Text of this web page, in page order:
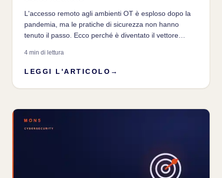
L'accesso remoto agli ambienti OT è esploso dopo la
pandemia, ma le pratiche di sicurezza non hanno
tenuto il passo. Ecco perché è diventato il vettore
4 min di lettura
LEGGI L'ARTICOLO →